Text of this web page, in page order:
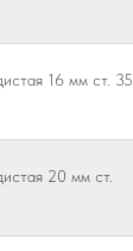
16 мм ст. 35
20 мм ст.